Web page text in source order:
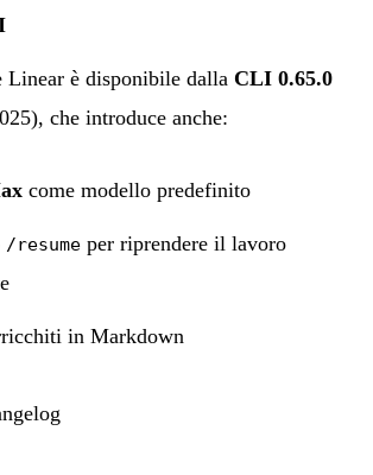
Linear è disponibile dalla CLI 0.65.0
che introduce anche:
come modello predefinito
/resume per riprendere il lavoro
in Markdown